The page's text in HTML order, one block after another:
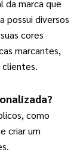
da marca que
possui diversos
cores
marcantes,
?
como
criar um